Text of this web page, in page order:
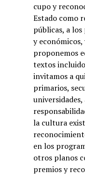
cupo y
Estado como
públicas, a
y
proponemos
textos
invitamos a
primarios,
la cultura
en los
otros planos
premios y